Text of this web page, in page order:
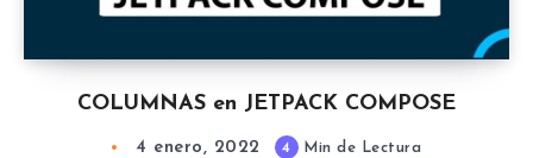
COLUMNAS en JETPACK COMPOSE
4 enero, 2022 4 Min de Lectura